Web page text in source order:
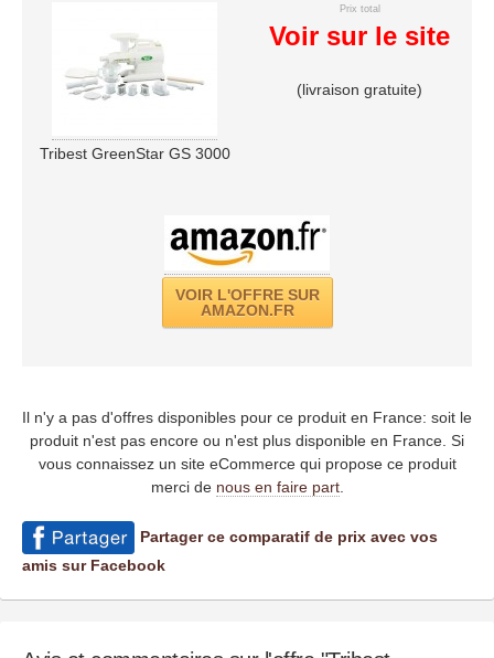
Tribest GreenStar GS 3000
Prix total
Voir sur le site
(livraison gratuite)
VOIR L'OFFRE SUR
AMAZON.FR
Il n'y a pas d'offres disponibles pour ce produit en France: soit le
produit n'est pas encore ou n'est plus disponible en France. Si
vous connaissez un site eCommerce qui propose ce produit
merci de nous en faire part.
Partager ce comparatif de prix avec vos
amis sur Facebook